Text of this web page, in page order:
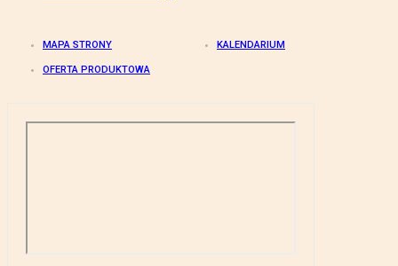
MAPA STRONY KALENDARIUM
OFERTA PRODUKTOWA